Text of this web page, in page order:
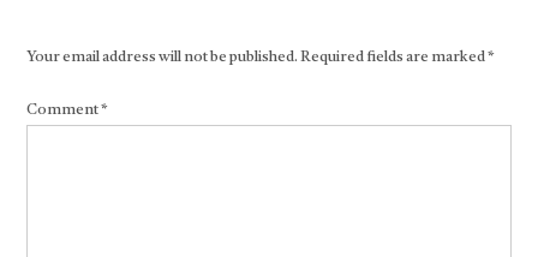
Your email address will not be published. Required fields are marked*
Comment*